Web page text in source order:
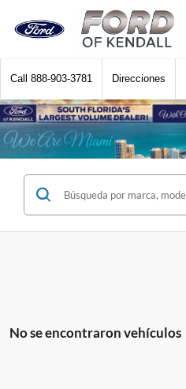
Call 888-903-3781 Direcciones
No se encontraron vehículos